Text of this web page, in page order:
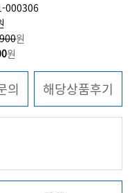
000306
원
원
의 해당상품후기